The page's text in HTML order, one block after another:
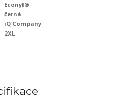
Econyl®
černá
iQ Company
2XL